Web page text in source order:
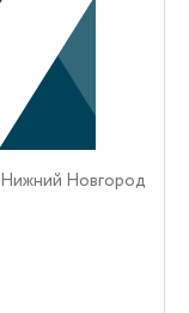
Нижний Новгород